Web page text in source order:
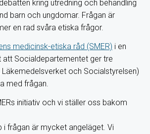
kring utredning och behandling
barn och ungdomar. Frågan är
en rad svåra etiska frågor.
medicinsk-etiska råd (SMER) i en
att Socialdepartementet ger tre
Läkemedelsverket och Socialstyrelsen)
med frågan.
initiativ och vi ställer oss bakom
i frågan är mycket angeläget. Vi